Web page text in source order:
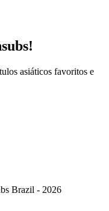
asiáticos favoritos e
Brazil - 2026